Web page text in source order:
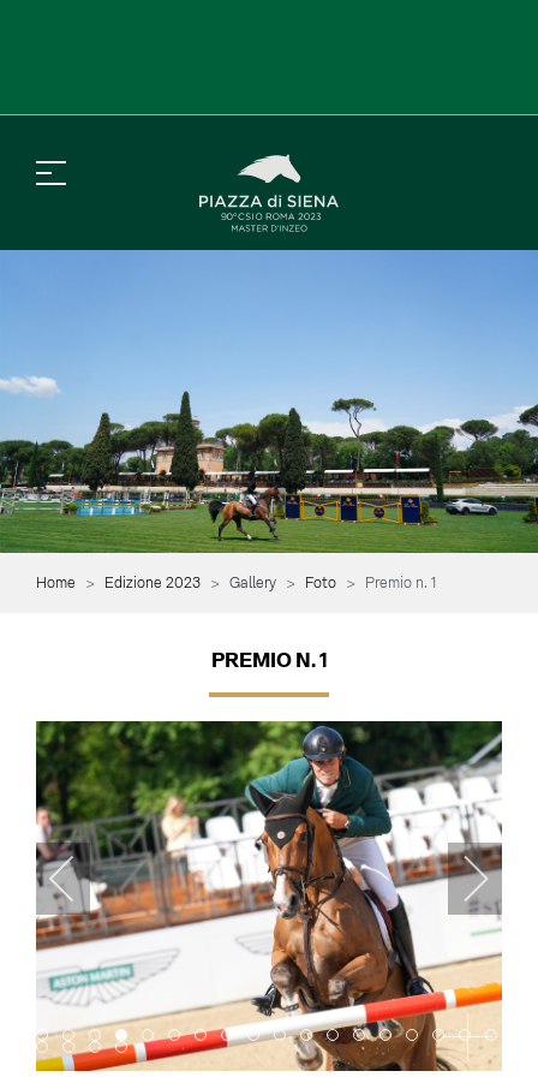
Home Edizione 2023 Gallery Foto Premio n. 1
PREMIO N. 1
Item 0Item 1Item 2Item 3Item 4Item 5Item 6Item 7Item 8Item 9Item 10
Item 11Item 12Item 13Item 14Item 15
Item 16Item
Item 18Item 19Item 20
Item 21